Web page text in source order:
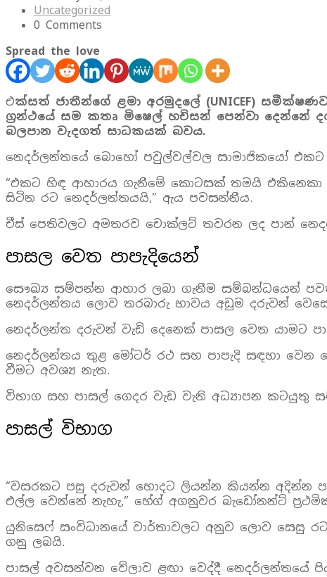
Uncategorized
0 Comments
Spread the love
එක්සත් ජාතීන්ගේ ළමා අරමුදලේ (UNICEF)
ග්‍රන්ථයේ සම කතෘ මිෂෙල් හචිසන් පෙන්වා දෙන්නේ
බලපාන වැදගත් සාධකයක් බවය.
නෙදර්ලන්තයේ බොහෝ පවුල්වල්වල සාමාජිකයෝ
“එකට හිඳ ආහාරය ගැනීමේ කොටසක් තමයි එකිනෙකා
සිටින රට නෙදර්ලන්තයයි,” ඇය පවසන්නීය.
චීස් පෙතිවලට අමතරව චොක්ලට් තවරන ලද පාන්
පාසල වෙත පාපැදියෙන්
සෞඛ්‍ය සම්පන්න ආහාර ලබා ගැනීම සම්බන්ධයෙන්
නෙදර්ලන්තය ලොව තරබාරු භාවය අඩුම දරුවන්
නෙදර්ලන්ත දරුවන් වැඩි දෙනෙක් පාසල වෙත යාමට
නෙදර්ලන්තය තුළ මෝටර් රථ සහ පාපැදි සඳහා
වීමට අවශ්‍ය නැත.
විභාග සහ පාසල් ගෙදර වැඩ වැනි අධ්‍යාපන
පාසල් විභාග
“වසරකට පසු දරුවන් හොදට ලියන්න කියන්න අදින්න
එල්ල වෙන්නේ නැහැ,” හේග් අගනුවර බැඩෝනන්ට්
යුනිසෙෆ් සංවිධානයේ වාර්තාවලට අනුව ලොව සෙසු
ගනු ලබයි.
පාසල් අවසන්වන වේලාව ළඟා වෙද්දී නෙදර්ලන්තයේ